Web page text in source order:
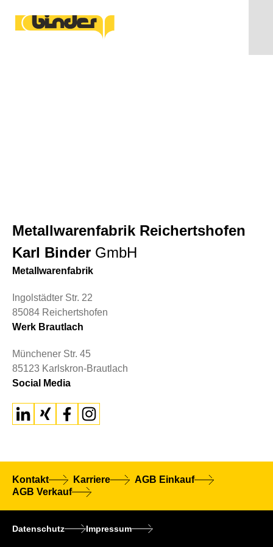
ISO 14001:2015
Metallwarenfabrik Reichertshofen
Karl Binder GmbH
Metallwarenfabrik
Ingolstädter Str. 22
85084 Reichertshofen
Werk Brautlach
Münchener Str. 45
85123 Karlskron-Brautlach
Social Media
Kontakt Karriere
AGB Einkauf
AGB Verkauf
Datenschutz Impressum